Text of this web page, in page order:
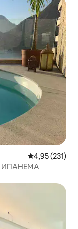
Средна
4,95 (231)
ИПАНЕМА